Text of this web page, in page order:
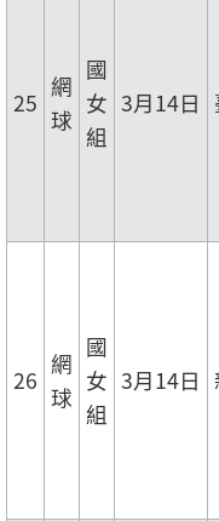
25
網
球
國
女
組
3月14日
26
網
球
國
女
組
3月14日